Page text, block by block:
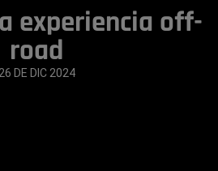
experiencia off-
road
26 DE DIC 2024